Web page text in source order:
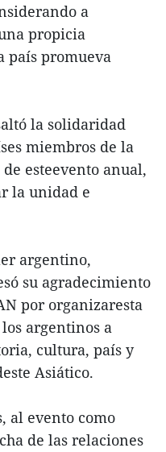
a
propicia
país promueva
la solidaridad
miembros de la
esteevento anual,
la unidad e
argentino,
su agradecimiento
por organizaresta
argentinos a
cultura, país y
Asiático.
al evento como
de las relaciones